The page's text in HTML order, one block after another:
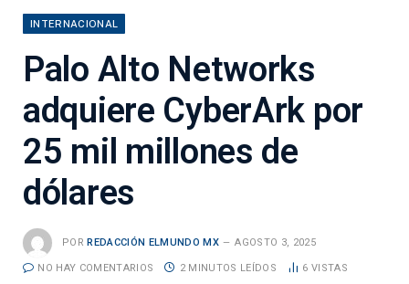
INTERNACIONAL
Palo Alto Networks
adquiere CyberArk por
25 mil millones de
dólares
POR REDACCIÓN ELMUNDO MX AGOSTO 3, 2025
NO HAY COMENTARIOS 2 MINUTOS LEÍDOS 6 VISTAS